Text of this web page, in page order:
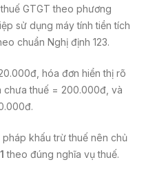
GTGT theo phương
sử dụng máy tính tiền tích
chuẩn Nghị định 123.
hóa đơn hiển thị rõ
chưa thuế = 200.000đ, và
khấu trừ thuế nên chủ
theo đúng nghĩa vụ thuế.